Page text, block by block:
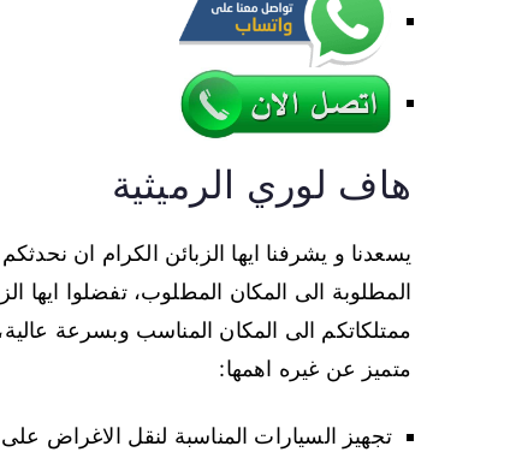
هاف لوري الرميثية
يسعدنا و يشرفنا ايها الزبائن الكرام ان
المطلوبة الى المكان المطلوب، تفضلوا ايها
ممتلكاتكم الى المكان المناسب وبسرعة
متميز عن غيره اهمها:
تجهيز السيارات المناسبة لنقل الاغراض على